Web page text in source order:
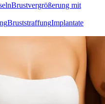
Brustvergrößerung mit
BruststraffungImplantate